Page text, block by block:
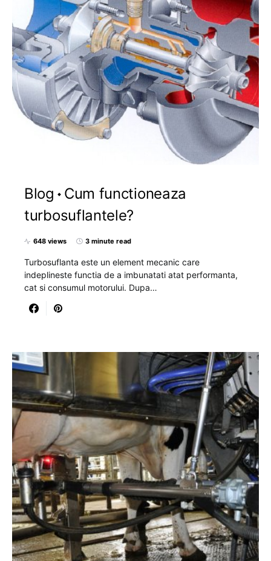
Blog
Cum functioneaza
turbosuflantele?
648 views 3 minute read
Turbosuflanta este un element mecanic care
indeplineste functia de a imbunatati atat performanta,
cat si consumul motorului. Dupa…